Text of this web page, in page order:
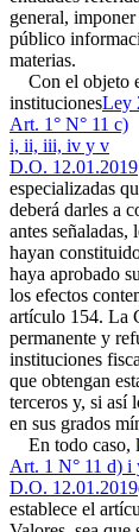
general,
público
materias.
Con el objeto
institucionesLey
Art. 1° N° 11 c)
i, ii, iii, iv y v
D.O. 12.01.2019
especializadas
deberá darles a
antes señaladas,
hayan
haya aprobado
los efectos
artículo 154. La
permanente y
instituciones
que obtengan
terceros y, si así
en sus grados
En todo caso, l
Art. 1 N° 11 d) i
D.O. 12.01.2019
establece el